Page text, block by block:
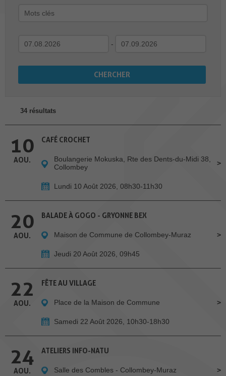
-
34 résultats
10
AOU.
CAFÉ CROCHET
Boulangerie Mokuska, Rte des Dents-du-Midi 38,
Collombey
Lundi 10 Août 2026, 08h30-11h30
20
AOU.
BALADE À GOGO - GRYONNE BEX
Maison de Commune de Collombey-Muraz
Jeudi 20 Août 2026, 09h45
22
AOU.
FÊTE AU VILLAGE
Place de la Maison de Commune
Samedi 22 Août 2026, 10h30-18h30
24
AOU.
ATELIERS INFO-NATU
Salle des Combles - Collombey-Muraz